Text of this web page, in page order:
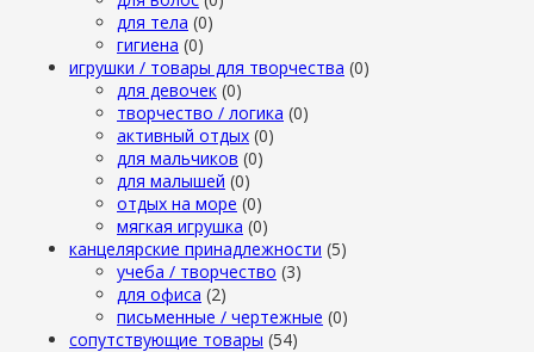
для тела (0)
гигиена (0)
игрушки / товары для творчества (0)
для девочек (0)
творчество / логика (0)
активный отдых (0)
для мальчиков (0)
для малышей (0)
отдых на море (0)
мягкая игрушка (0)
канцелярские принадлежности (5)
учеба / творчество (3)
для офиса (2)
письменные / чертежные (0)
сопутствующие товары (54)